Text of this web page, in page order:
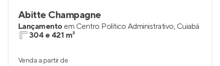
Abitte Champagne
Lançamento em Centro Político Administrativo, Cuiabá
304 e 421 m²
Venda a partir de